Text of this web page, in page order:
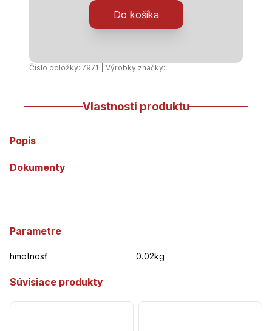
zrnitosť
80,
70
mm
Do košíka
Číslo položky: 7971 | Výrobky značky:
Vlastnosti produktu
Popis
Dokumenty
Parametre
hmotnosť 0.02kg
Súvisiace produkty